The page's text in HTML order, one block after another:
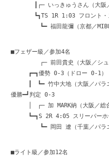
┃┌─ いっきゅうさん（大阪／
┗┓TS 1R 1:03 フロント・ス
┗━ 福田龍彌（京都／
■フェザー級／参加4名
┌─ 前田貴史（大阪／シュー
┏━┓優勢 0-3（ドロー 0-1）
┃ ┗━ 竹中大地（大阪／パラエ
優勝━┛判定 0-3
│ ┌─ 加 MARK納（大阪／総合
┗━┓S 2R 4:05 スリーパーホ
┗━ 岡田 遼（千葉／パラエ
■ライト級／参加12名